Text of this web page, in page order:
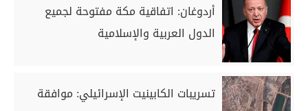
أردوغان: اتفاقية مكة مفتوحة لجميع
الدول العربية والإسلامية
تسريبات الكابينيت الإسرائيلي: موافقة